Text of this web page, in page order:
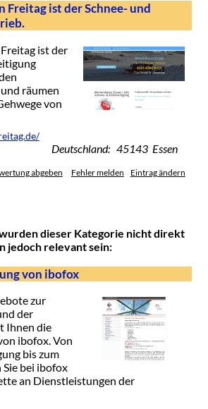
Freitag ist der Schnee- und
ist der
räumen
von
Deutschland: 45143 Essen
abgeben Fehler melden Eintrag ändern
dieser Kategorie nicht direkt
jedoch relevant sein:
von ibofox
zur
der
Ihnen die
ibofox. Von
bis zum
bei ibofox
an Dienstleistungen der